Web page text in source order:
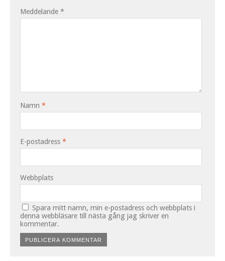
Meddelande *
Namn *
E-postadress *
Webbplats
Spara mitt namn, min e-postadress och webbplats i
denna webbläsare till nästa gång jag skriver en
kommentar.